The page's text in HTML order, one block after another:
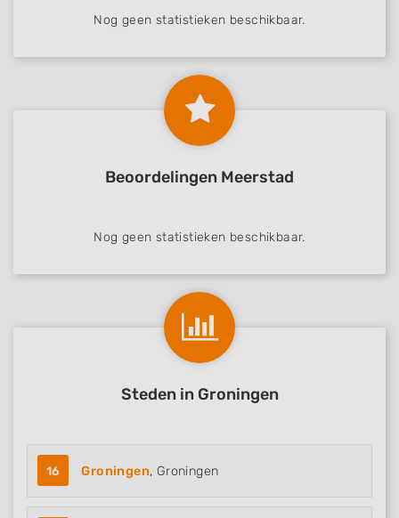
Nog geen statistieken beschikbaar.
Beoordelingen Meerstad
Nog geen statistieken beschikbaar.
Steden in Groningen
16 Groningen, Groningen